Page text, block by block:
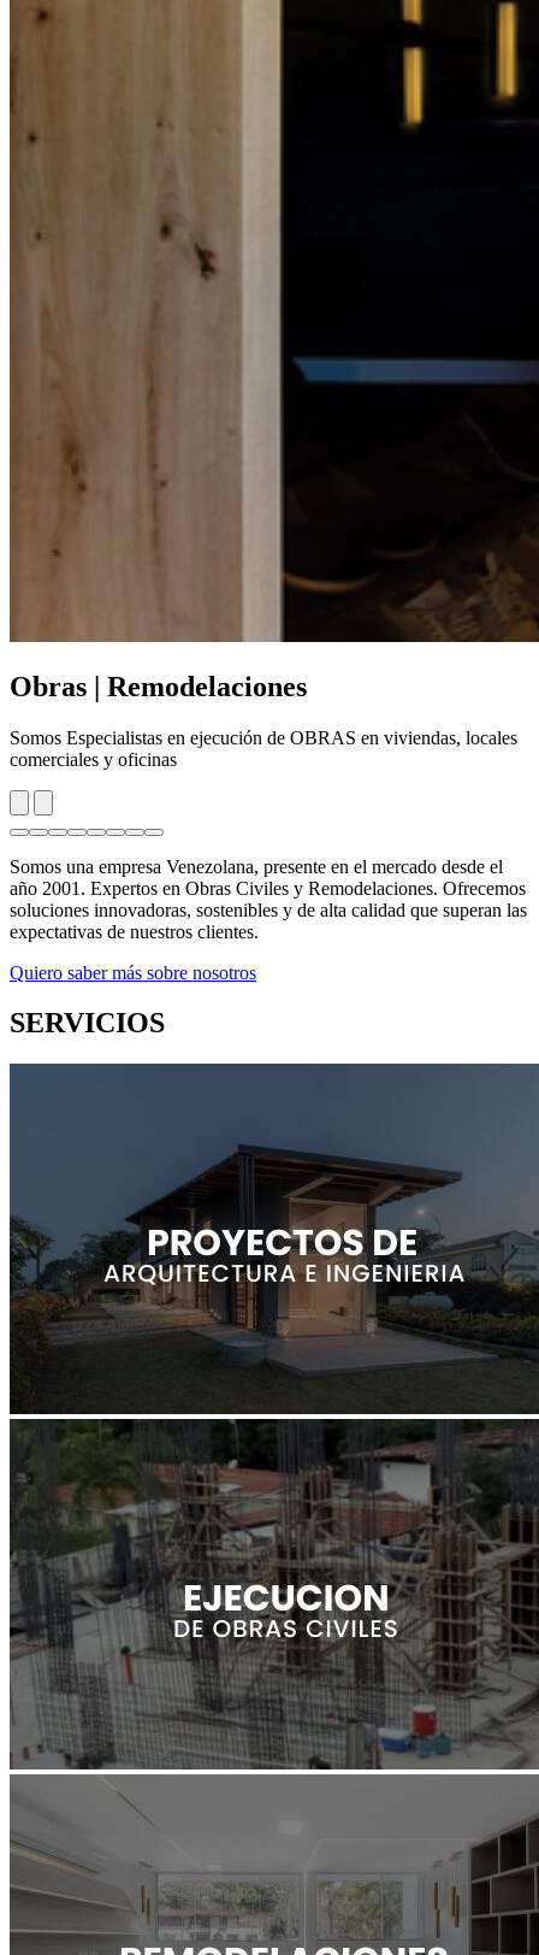
Obras | Remodelaciones
Somos Especialistas en ejecución de OBRAS en viviendas, locales
comerciales y oficinas
Somos una empresa Venezolana, presente en el mercado desde el
año 2001. Expertos en Obras Civiles y Remodelaciones. Ofrecemos
soluciones innovadoras, sostenibles y de alta calidad que superan las
expectativas de nuestros clientes.
Quiero saber más sobre nosotros
SERVICIOS